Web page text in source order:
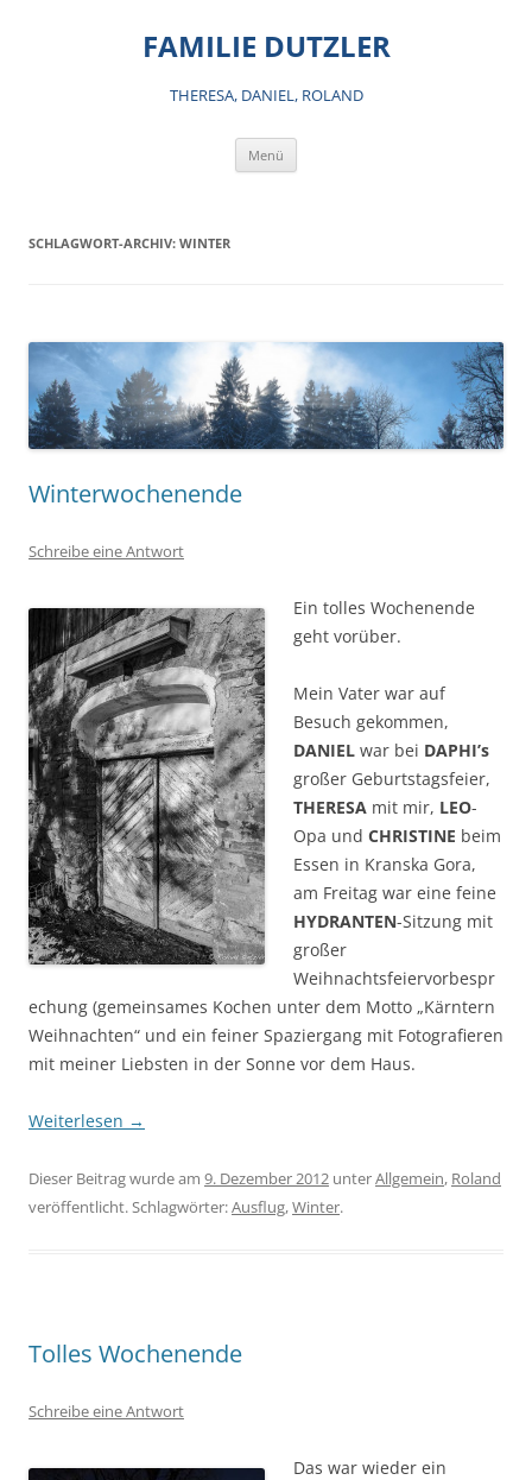
FAMILIE DUTZLER
THERESA, DANIEL, ROLAND
Menü
SCHLAGWORT-ARCHIV: WINTER
Winterwochenende
Schreibe eine Antwort
Ein tolles Wochenende
geht vorüber.
Mein Vater war auf
Besuch gekommen,
DANIEL war bei DAPHI’s
großer Geburtstagsfeier,
THERESA mit mir, LEO-
Opa und CHRISTINE beim
Essen in Kranska Gora,
am Freitag war eine feine
HYDRANTEN-Sitzung mit
großer
Weihnachtsfeiervorbespr
echung (gemeinsames Kochen unter dem Motto „Kärntern
Weihnachten“ und ein feiner Spaziergang mit Fotografieren
mit meiner Liebsten in der Sonne vor dem Haus.
Weiterlesen →
Dieser Beitrag wurde am 9. Dezember 2012 unterAllgemein, Roland
veröffentlicht. Schlagwörter:Ausflug,Winter.
Tolles Wochenende
Schreibe eine Antwort
Das war wieder ein